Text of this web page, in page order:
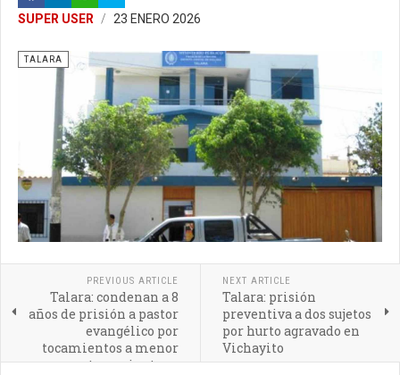
SUPER USER 23 ENERO 2026
TALARA
PREVIOUS ARTICLE
Talara: condenan a 8
años de prisión a pastor
evangélico por
tocamientos a menor
por tocamientos a
NEXT ARTICLE
Talara: prisión
preventiva a dos sujetos
por hurto agravado en
Vichayito